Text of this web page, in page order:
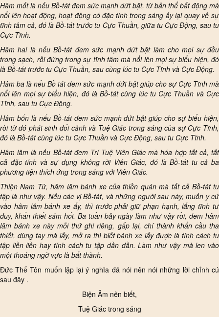
Hâm mốt là nếu Bồ-tát đem sức mạnh dứt bặt, từ bản thể bất động mà
nổi lên hoạt động, hoạt động có đặc tính trong sáng ấy lại quay về sự
tĩnh tâm cả, đó là Bồ-tát trước tu Cực Thuần, giữa tu Cực Động, sau tu
Cực Tĩnh.
Hâm hai là nếu Bồ-tát đem sức mạnh dứt bặt làm cho mọi sự đều
trong sạch, rồi đứng trong sự tĩnh tâm mà nổi lên mọi sự biểu hiện, đó
là Bồ-tát trước tu Cực Thuần, sau cùng lúc tu Cực Tĩnh và Cực Động.
Hâm ba là nếu Bồ tát đem sức mạnh dứt bặt giúp cho sự Cực Tĩnh mà
nổi lên mọi sự biểu hiện, đó là Bồ-tát cùng lúc tu Cực Thuần và Cực
Tĩnh, sau tu Cực Động.
Hâm bốn là nếu Bồ-tát đem sức mạnh dứt bặt giúp cho sự biểu hiện,
ròi từ đó phát sinh đối cảnh và Tuệ Giác trong sáng của sự Cực Tĩnh,
đó là Bồ-tát cùng lúc tu Cực Thuần và Cực Động, sau tu Cực Tĩnh.
Hâm lăm là nếu Bồ-tát đem Trí Tuệ Viên Giác mà hóa hợp tất cả, tất
cả đặc tính và sự dụng không rời Viên Giác, đó là Bồ-tát tu cả ba
phương tiện thích ứng trong sáng với Viên Giác.
Thiện Nam Tử, hâm lăm bánh xe của thiền quán mà tất cả Bồ-tát tu
tập là như vậy. Nếu các vị Bồ-tát, và những người sau này, muốn y cứ
vào hâm lăm bánh xe ấy, thì trước phải giữ phạn hạnh, lắng tĩnh tư
duy, khẩn thiết sám hối. Ba tuần bảy ngày làm như vậy rồi, đem hâm
lăm bánh xe này mỗi thứ ghi riêng, gấp lại, chí thành khẩn cầu tha
thiết, dùng tay mà lấy, mở ra thì biết bánh xe lấy được là tính cách tu
tập liền liền hay tính cách tu tập dần dần. Làm như vậy mà len vào
một thoáng ngờ vực là bất thành.
Đức Thế Tôn muốn lặp lại ý nghĩa đã nói nên nói những lời chỉnh cú
sau đây .
Biện Âm nên biết,
Tuệ Giác trong sáng